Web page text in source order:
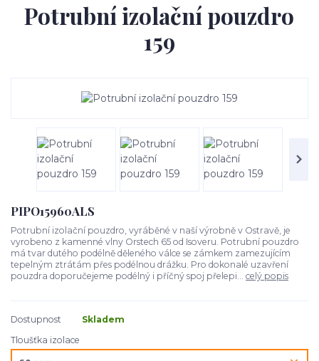
Potrubní izolační pouzdro
159
PIPO15960ALS
Potrubní izolační pouzdro, vyráběné v naší výrobně v Ostravě, je
vyrobeno z kamenné vlny Orstech 65 od Isoveru. Potrubní pouzdro
má tvar dutého podélně děleného válce se zámkem zamezujícím
tepelným ztrátám přes podélnou drážku. Pro dokonalé uzavření
pouzdra doporučejeme podélný i příčný spoj přelepi... celý popis
Dostupnost
Skladem
Tloušťka izolace